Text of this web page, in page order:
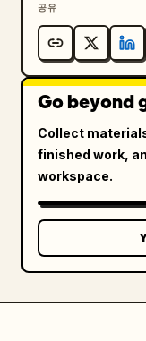
공유
Go beyond
Collect
finished work,
workspace.